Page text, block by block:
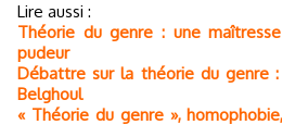
Lire aussi :
Théorie du genre : une
pudeur
Débattre sur la théorie du genre :
Belghoul
« Théorie du genre »,